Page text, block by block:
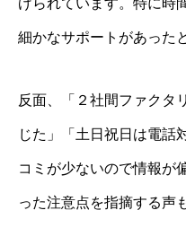
細かなサポートがあった
反面、「２社間ファクタ
じた」「土日祝日は電話
コミが少ないので情報が
った注意点を指摘する声